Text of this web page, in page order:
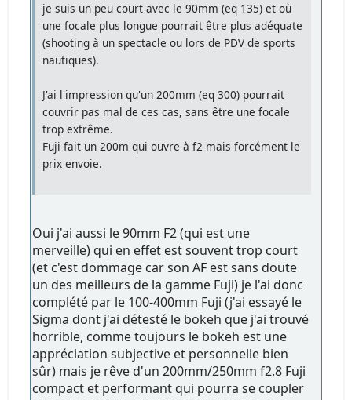
je suis un peu court avec le 90mm (eq 135) et où
une focale plus longue pourrait être plus adéquate
(shooting à un spectacle ou lors de PDV de sports
nautiques).
J'ai l'impression qu'un 200mm (eq 300) pourrait
couvrir pas mal de ces cas, sans être une focale
trop extrême.
Fuji fait un 200m qui ouvre à f2 mais forcément le
prix envoie.
Oui j'ai aussi le 90mm F2 (qui est une
merveille) qui en effet est souvent trop court
(et c'est dommage car son AF est sans doute
un des meilleurs de la gamme Fuji) je l'ai donc
complété par le 100-400mm Fuji (j'ai essayé le
Sigma dont j'ai détesté le bokeh que j'ai trouvé
horrible, comme toujours le bokeh est une
appréciation subjective et personnelle bien
sûr) mais je rêve d'un 200mm/250mm f2.8 Fuji
compact et performant qui pourra se coupler